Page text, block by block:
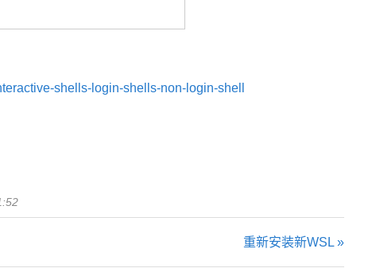
shells-login-shells-non-login-shell
重新安装新WSL »